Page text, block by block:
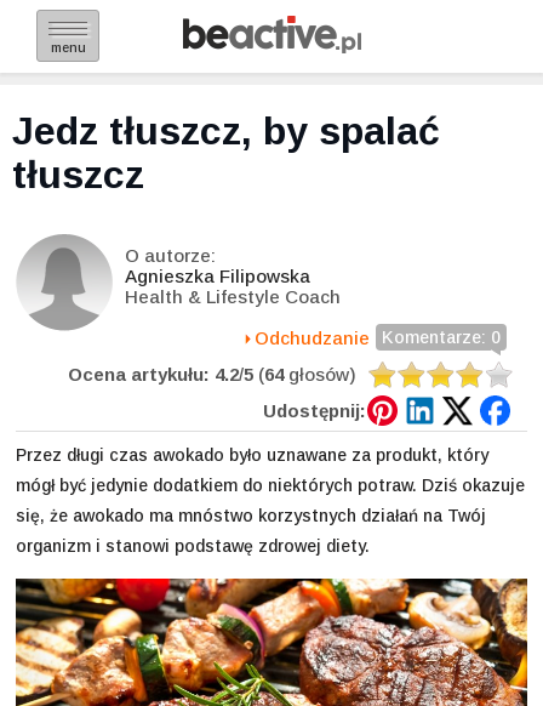
menu
Jedz tłuszcz, by spalać
tłuszcz
O autorze:
Agnieszka Filipowska
Health & Lifestyle Coach
Komentarze: 0
Odchudzanie
Ocena artykułu: 4.2/5 (64głosów)
Udostępnij:
Przez długi czas awokado było uznawane za produkt, który
mógł być jedynie dodatkiem do niektórych potraw. Dziś okazuje
się, że awokado ma mnóstwo korzystnych działań na Twój
organizm i stanowi podstawę zdrowej diety.